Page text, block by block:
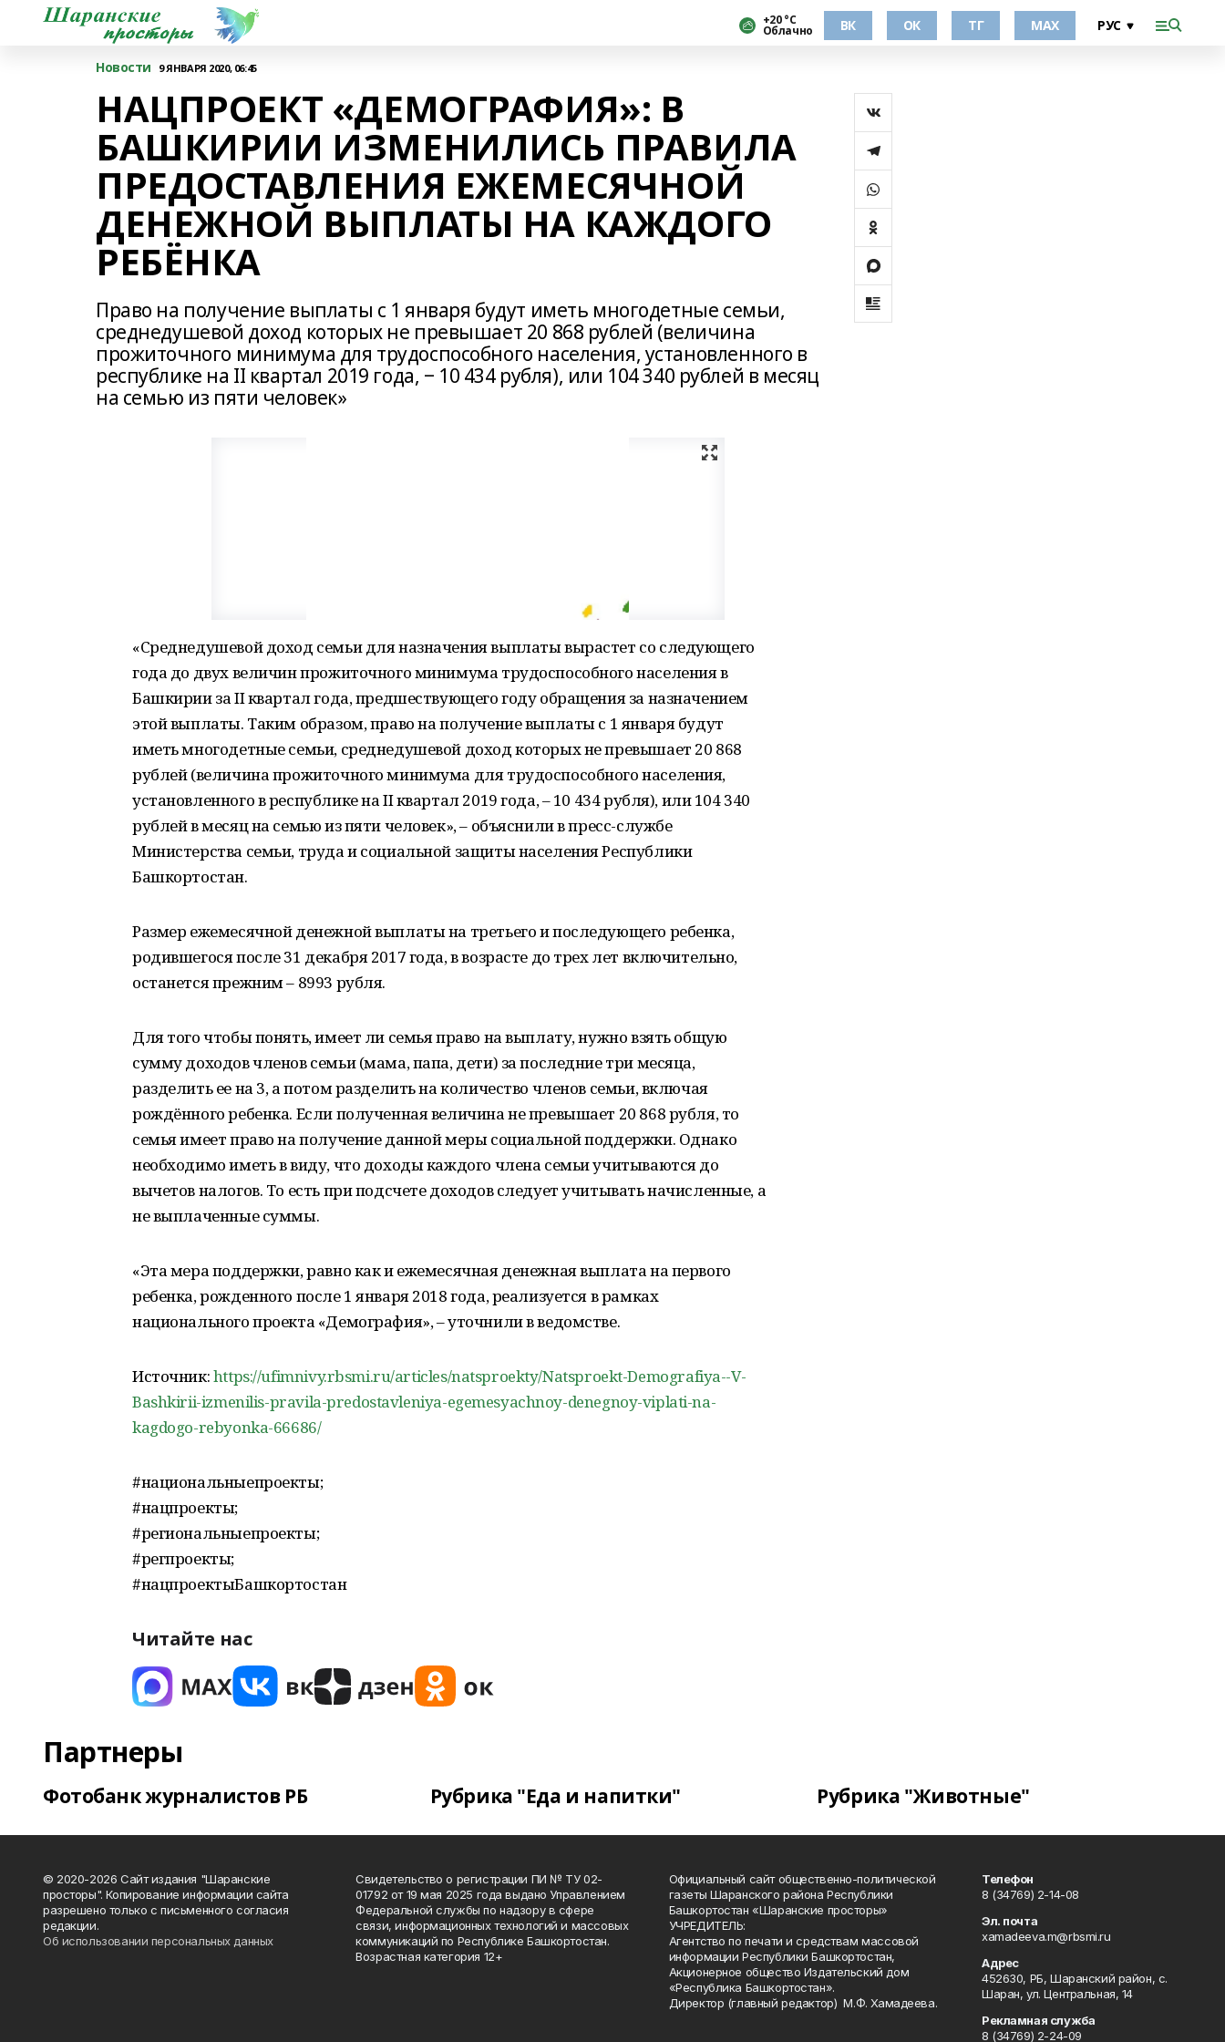
+20 °С
Облачно ВК ОК ТГ МАХ
Новости 9 ЯНВАРЯ 2020, 06:45
НАЦПРОЕКТ «ДЕМОГРАФИЯ»: В
БАШКИРИИ ИЗМЕНИЛИСЬ ПРАВИЛА
ПРЕДОСТАВЛЕНИЯ ЕЖЕМЕСЯЧНОЙ
ДЕНЕЖНОЙ ВЫПЛАТЫ НА КАЖДОГО
РЕБЁНКА
Право на получение выплаты с 1 января будут иметь многодетные семьи,
среднедушевой доход которых не превышает 20 868 рублей (величина
прожиточного минимума для трудоспособного населения, установленного в
республике на II квартал 2019 года, ‒ 10 434 рубля), или 104 340 рублей в месяц
на семью из пяти человек»
«Среднедушевой доход семьи для назначения выплаты вырастет со следующего
года до двух величин прожиточного минимума трудоспособного населения в
Башкирии за II квартал года, предшествующего году обращения за назначением
этой выплаты. Таким образом, право на получение выплаты с 1 января будут
иметь многодетные семьи, среднедушевой доход которых не превышает 20 868
рублей (величина прожиточного минимума для трудоспособного населения,
установленного в республике на II квартал 2019 года, ‒ 10 434 рубля), или 104 340
рублей в месяц на семью из пяти человек», ‒ объяснили в пресс-службе
Министерства семьи, труда и социальной защиты населения Республики
Башкортостан.
Размер ежемесячной денежной выплаты на третьего и последующего ребенка,
родившегося после 31 декабря 2017 года, в возрасте до трех лет включительно,
останется прежним ‒ 8993 рубля.
Для того чтобы понять, имеет ли семья право на выплату, нужно взять общую
сумму доходов членов семьи (мама, папа, дети) за последние три месяца,
разделить ее на 3, а потом разделить на количество членов семьи, включая
рождённого ребенка. Если полученная величина не превышает 20 868 рубля, то
семья имеет право на получение данной меры социальной поддержки. Однако
необходимо иметь в виду, что доходы каждого члена семьи учитываются до
вычетов налогов. То есть при подсчете доходов следует учитывать начисленные, а
не выплаченные суммы.
«Эта мера поддержки, равно как и ежемесячная денежная выплата на первого
ребенка, рожденного после 1 января 2018 года, реализуется в рамках
национального проекта «Демография», ‒ уточнили в ведомстве.
Источник:https://ufimnivy.rbsmi.ru/articles/natsproekty/Natsproekt-Demografiya--V-
Bashkirii-izmenilis-pravila-predostavleniya-egemesyachnoy-denegnoy-viplati-na-
kagdogo-rebyonka-66686/
#национальныепроекты;
#нацпроекты;
#региональныепроекты;
#регпроекты;
#нацпроектыБашкортостан
Читайте нас
Партнеры
Фотобанк журналистов РБ Рубрика "Еда и напитки" Рубрика "Животные"
© 2020-2026 Сайт издания "Шаранские
просторы". Копирование информации сайта
разрешено только с письменного согласия
редакции.
Об использовании персональных данных
Свидетельство о регистрации ПИ № ТУ 02-
01792 от 19 мая 2025 года выдано Управлением
Федеральной службы по надзору в сфере
связи, информационных технологий и массовых
коммуникаций по Республике Башкортостан.
Возрастная категория 12+
Официальный сайт общественно-политической
газеты Шаранского района Республики
Башкортостан «Шаранские просторы»
УЧРЕДИТЕЛЬ:
Агентство по печати и средствам массовой
информации Республики Башкортостан,
Акционерное общество Издательский дом
«Республика Башкортостан».
Директор (главный редактор) М.Ф. Хамадеева.
Телефон
8 (34769) 2-14-08
Эл. почта
xamadeeva.m@rbsmi.ru
Адрес
452630, РБ, Шаранский район, с.
Шаран, ул. Центральная, 14
Рекламная служба
8 (34769) 2-24-09